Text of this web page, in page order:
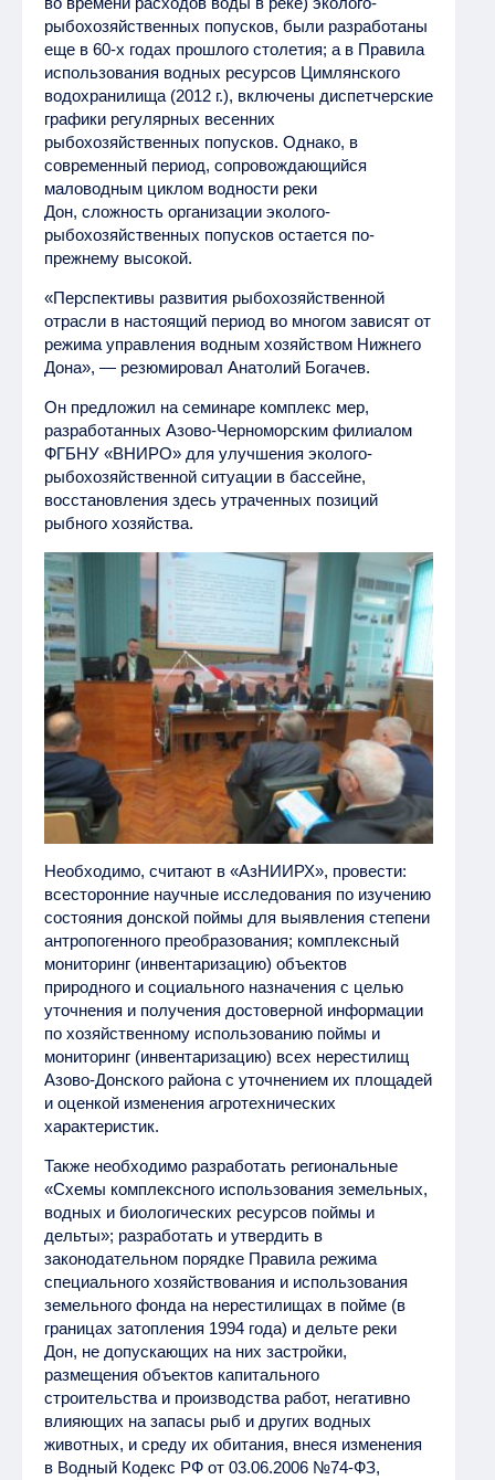
рыбохозяйственных попусков, были разработаны
еще в 60-х годах прошлого столетия; а в Правила
использования водных ресурсов Цимлянского
водохранилища (2012 г.), включены диспетчерские
графики регулярных весенних
рыбохозяйственных попусков. Однако, в
современный период, сопровождающийся
маловодным циклом водности реки
Дон, сложность организации эколого-
рыбохозяйственных попусков остается по-
прежнему высокой.
«Перспективы развития рыбохозяйственной
отрасли в настоящий период во многом зависят от
режима управления водным хозяйством Нижнего
Дона», — резюмировал Анатолий Богачев.
Он предложил на семинаре комплекс мер,
разработанных Азово-Черноморским филиалом
ФГБНУ «ВНИРО» для улучшения эколого-
рыбохозяйственной ситуации в бассейне,
восстановления здесь утраченных позиций
рыбного хозяйства.
Необходимо, считают в «АзНИИРХ», провести:
всесторонние научные исследования по изучению
состояния донской поймы для выявления степени
антропогенного преобразования; комплексный
мониторинг (инвентаризацию) объектов
природного и социального назначения с целью
уточнения и получения достоверной информации
по хозяйственному использованию поймы и
мониторинг (инвентаризацию) всех нерестилищ
Азово-Донского района с уточнением их площадей
и оценкой изменения агротехнических
характеристик.
Также необходимо разработать региональные
«Схемы комплексного использования земельных,
водных и биологических ресурсов поймы и
дельты»; разработать и утвердить в
законодательном порядке Правила режима
специального хозяйствования и использования
земельного фонда на нерестилищах в пойме (в
границах затопления 1994 года) и дельте реки
Дон, не допускающих на них застройки,
размещения объектов капитального
строительства и производства работ, негативно
влияющих на запасы рыб и других водных
животных, и среду их обитания, внеся изменения
в Водный Кодекс РФ от 03.06.2006 №74-ФЗ,